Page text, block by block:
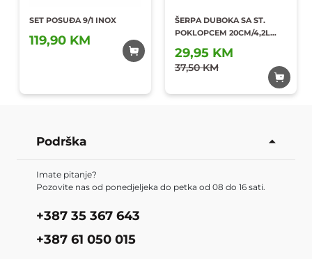
SET POSUĐA 9/1 INOX
119,90 KM
ŠERPA DUBOKA SA ST.
POKLOPCEM 20CM/4,2L
29,95 KM
37,50 KM
Dodaj u
omiljene
Podrška
Imate pitanje?
Pozovite nas od ponedjeljeka do petka od 08 do 16 sati.
+387 35 367 643
+387 61 050 015